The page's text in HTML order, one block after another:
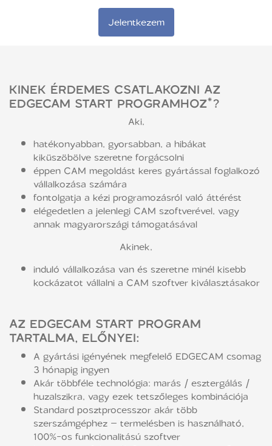
Jelentkezem
KINEK ÉRDEMES CSATLAKOZNI AZ
EDGECAM START PROGRAMHOZ*?
Aki,
hatékonyabban, gyorsabban, a hibákat
kiküszöbölve szeretne forgácsolni
éppen CAM megoldást keres gyártással foglalkozó
vállalkozása számára
fontolgatja a kézi programozásról való áttérést
elégedetlen a jelenlegi CAM szoftverével, vagy
annak magyarországi támogatásával
Akinek,
induló vállalkozása van és szeretne minél kisebb
kockázatot vállalni a CAM szoftver kiválasztásakor
AZ EDGECAM START PROGRAM
TARTALMA, ELŐNYEI:
A gyártási igényének megfelelő EDGECAM csomag
3 hónapig ingyen
Akár többféle technológia: marás / esztergálás /
huzalszikra, vagy ezek tetszőleges kombinációja
Standard posztprocesszor akár több
szerszámgéphez – termelésben is használható,
100%-os funkcionalitású szoftver